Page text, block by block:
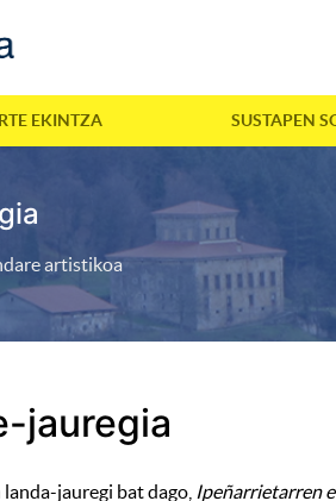
EKINTZA SUSTAPEN
artistikoa
jauregia
jauregi bat dago, Ipeñarrietarren